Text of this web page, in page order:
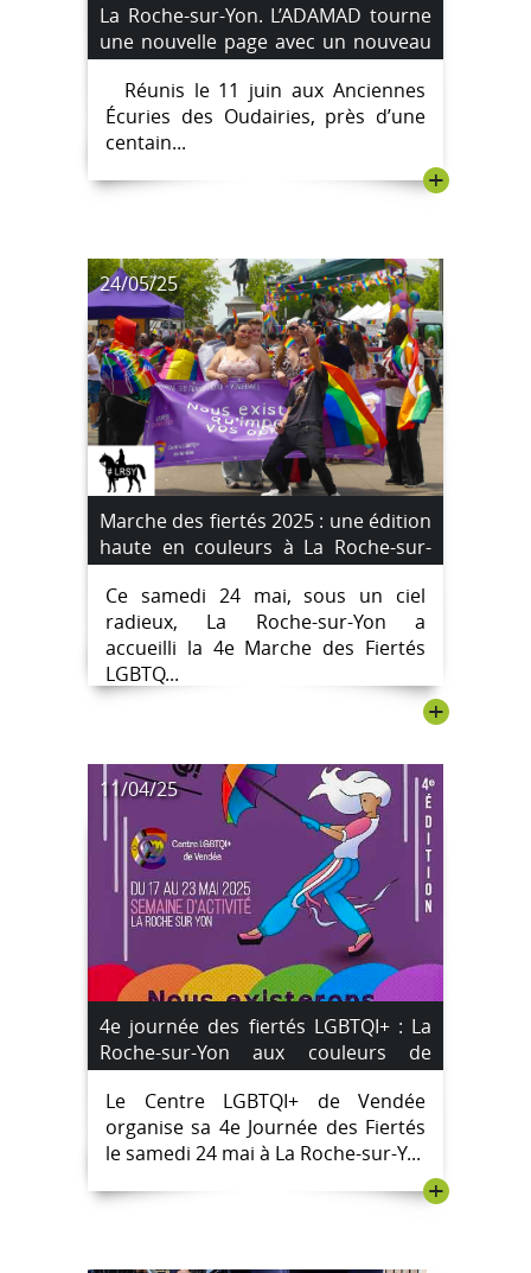
La Roche-sur-Yon. L’ADAMAD tourne
une nouvelle page avec un nouveau
président
Réunis le 11 juin aux Anciennes
Écuries des Oudairies, près d’une
centain...
+
24/05/25
Marche des fiertés 2025 : une édition
haute en couleurs à La Roche-sur-
Yon
Ce samedi 24 mai, sous un ciel
radieux, La Roche-sur-Yon a
accueilli la 4e Marche des Fiertés
LGBTQ...
+
11/04/25
4e journée des fiertés LGBTQI+ : La
Roche-sur-Yon aux couleurs de
l’inclusion #Marche des Fiertés
Le Centre LGBTQI+ de Vendée
organise sa 4e Journée des Fiertés
le samedi 24 mai à La Roche-sur-Y...
+